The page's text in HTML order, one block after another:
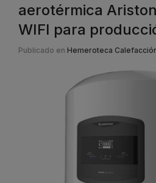
aerotérmica
WIFI para
Publicado en Hemeroteca